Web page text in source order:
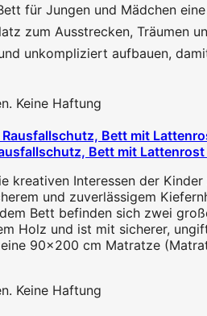
für Jungen und Mädchen
zum Ausstrecken, Träumen
unkompliziert aufbauen,
Keine Haftung
Bett mit
kreativen Interessen der
und zuverlässigem
Bett befinden sich zwei
Holz und ist mit sicherer,
90x200 cm Matratze
Keine Haftung